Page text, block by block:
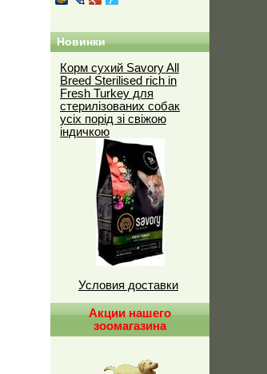
Новинки
Корм сухий Savory All
Breed Sterilised rich in
Fresh Turkey для
стерилізованих собак
усіх порід зі свіжою
індичкою
Условия доставки
Акции нашего
зоомагазина